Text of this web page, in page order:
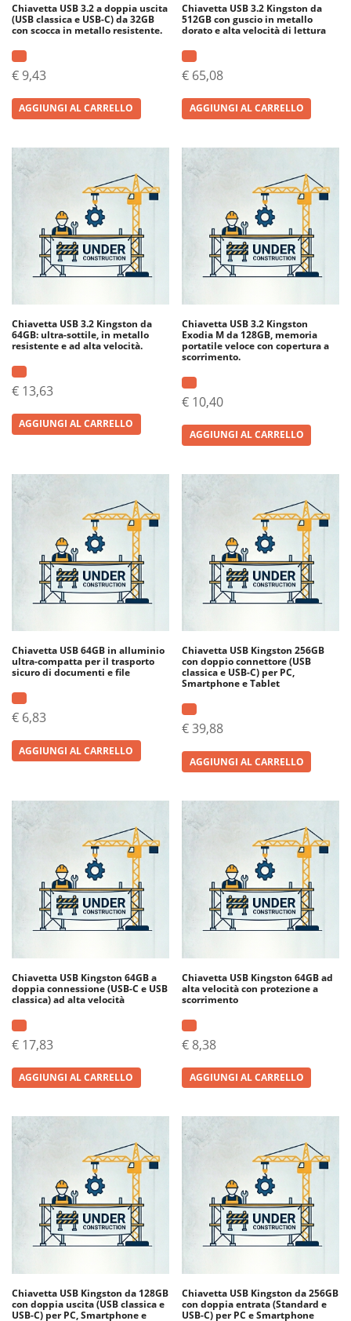
Chiavetta USB 3.2 a doppia uscita
(USB classica e USB-C) da 32GB
con scocca in metallo resistente.
€ 9,43
AGGIUNGI AL CARRELLO
Chiavetta USB 3.2 Kingston da
512GB con guscio in metallo
dorato e alta velocità di lettura
€ 65,08
AGGIUNGI AL CARRELLO
Chiavetta USB 3.2 Kingston da
64GB: ultra-sottile, in metallo
resistente e ad alta velocità.
€ 13,63
AGGIUNGI AL CARRELLO
Chiavetta USB 3.2 Kingston
Exodia M da 128GB, memoria
portatile veloce con copertura a
scorrimento.
€ 10,40
AGGIUNGI AL CARRELLO
Chiavetta USB 64GB in alluminio
ultra-compatta per il trasporto
sicuro di documenti e file
€ 6,83
AGGIUNGI AL CARRELLO
Chiavetta USB Kingston 256GB
con doppio connettore (USB
classica e USB-C) per PC,
Smartphone e Tablet
€39,88
AGGIUNGI AL CARRELLO
Chiavetta USB Kingston 64GB a
doppia connessione (USB-C e USB
classica) ad alta velocità
€ 17,83
AGGIUNGI AL CARRELLO
Chiavetta USB Kingston 64GB ad
alta velocità con protezione a
scorrimento
€ 8,38
AGGIUNGI AL CARRELLO
Chiavetta USB Kingston da 128GB
con doppia uscita (USB classica e
USB-C) per PC, Smartphone e
Chiavetta USB Kingston da 256GB
con doppia entrata (Standard e
USB-C) per PC e Smartphone